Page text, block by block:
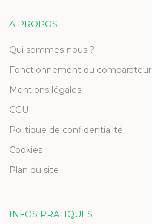
A PROPOS
Qui sommes-nous ?
Fonctionnement du comparateur
Mentions légales
CGU
Politique de confidentialité
Cookies
Plan du site
INFOS PRATIQUES